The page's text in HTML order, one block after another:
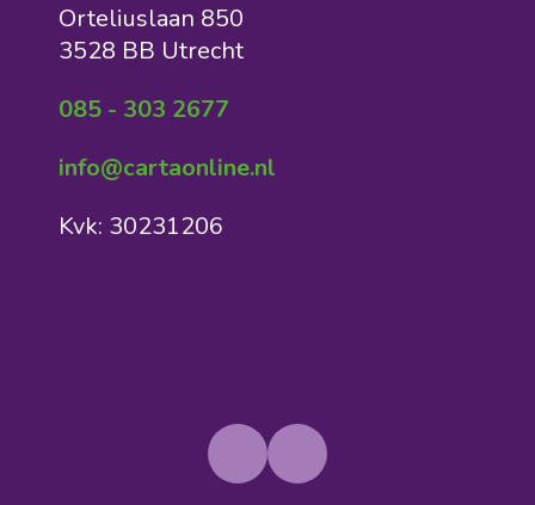
Orteliuslaan 850
3528 BB Utrecht
085 - 303 2677
info@cartaonline.nl
Kvk: 30231206